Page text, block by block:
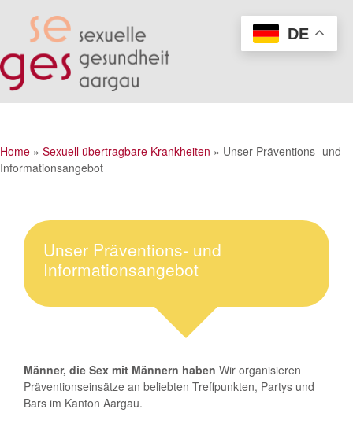
Home » Sexuell übertragbare Krankheiten » Unser Präventions- und
Informationsangebot
Unser Präventions- und
Informationsangebot
Männer, die Sex mit Männern haben Wir organisieren
Präventionseinsätze an beliebten Treffpunkten, Partys und
Bars im Kanton Aargau.
DE